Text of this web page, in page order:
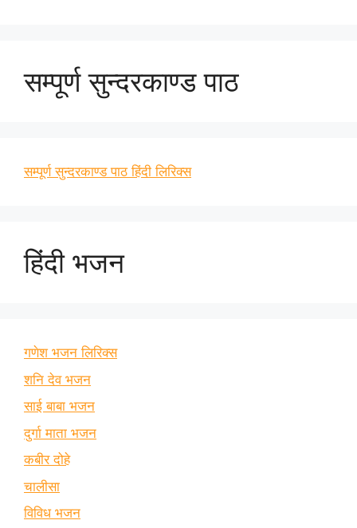
सम्पूर्ण सुन्दरकाण्ड पाठ
सम्पूर्ण सुन्दरकाण्ड पाठ हिंदी लिरिक्स
हिंदी भजन
गणेश भजन लिरिक्स
शनि देव भजन
साई बाबा भजन
दुर्गा माता भजन
कबीर दोहे
चालीसा
विविध भजन